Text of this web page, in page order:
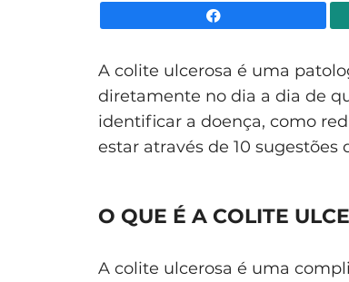
A colite ulcerosa é uma
diretamente no dia a dia de
identificar a doença, como
estar através de 10 sugestões
O QUE É A COLITE
A colite ulcerosa é uma